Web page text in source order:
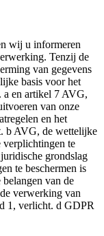
wij u informeren
Tenzij de
van gegevens
basis voor het
a en artikel 7 AVG,
van onze
en het
b AVG, de wettelijke
verplichtingen te
grondslag
te beschermen is
van de
verwerking van
1, verlicht. d GDPR